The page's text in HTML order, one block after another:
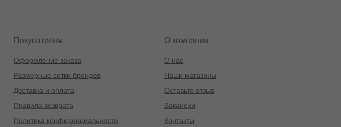
Оформление заказа
Размерные сетки брендов
Доставка и оплата
Правила возврата
Политика конфиденциальности
О нас
Наши магазины
Оставьте отзыв
Вакансии
Контакты
Покупателям О компании